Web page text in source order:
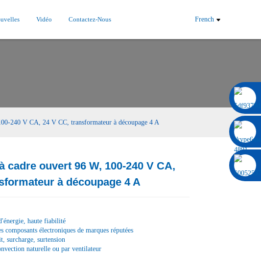
Vidéo Contactez-Nous French
240 V CA, 24 V CC, transformateur à découpage 4 A
Loading...
Loading...
cadre ouvert 96 W, 100-240 V CA,
à découpage 4 A
haute fiabilité
composants électroniques de marques réputées
surcharge, surtension
naturelle ou par ventilateur